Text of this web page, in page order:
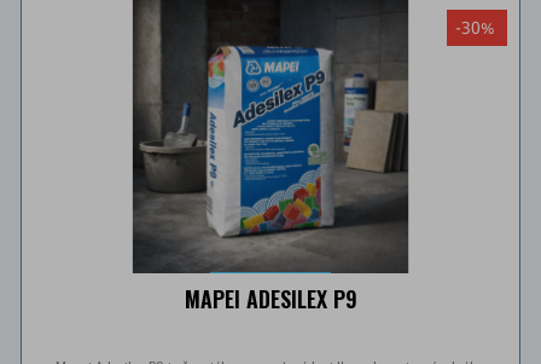
MAPEI ADESILEX P9
-30%